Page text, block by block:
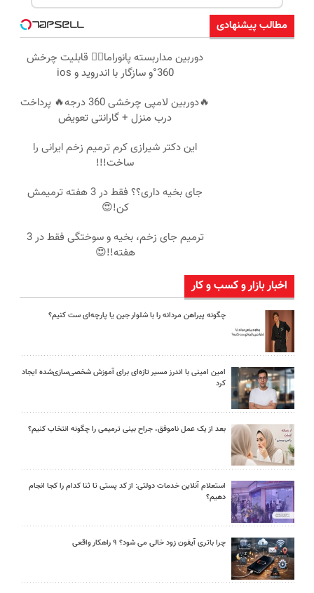
مطالب پیشنهادی
دوربین مداربسته پانوراما👈🏻 قابلیت چرخش
360°و سازگار با اندروید و ios
🔥دوربین لامپی چرخشی 360 درجه🔥 پرداخت
درب منزل + گارانتی تعویض
این دکتر شیرازی کرم ترمیم زخم ایرانی را
ساخت!!!
جای بخیه داری؟؟ فقط در 3 هفته ترمیمش
کن!😍
ترمیم جای زخم، بخیه و سوختگی فقط در 3
هفته!!😍
اخبار بازار و کسب و کار
چگونه پیراهن مردانه را با شلوار جین یا پارچه‌ای ست کنیم؟
امین امینی با اندرز مسیر تازه‌ای برای آموزش شخصی‌سازی‌شده ایجاد
کرد
بعد از یک عمل ناموفق، جراح بینی ترمیمی را چگونه انتخاب کنیم؟
استعلام آنلاین خدمات دولتی: از کد پستی تا ثنا کدام را کجا انجام
دهیم؟
چرا باتری آیفون زود خالی می شود؟ ۹ راهکار واقعی